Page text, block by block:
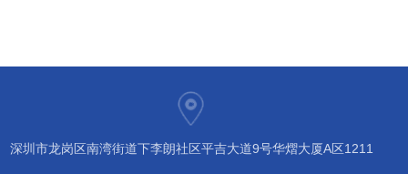
深圳市龙岗区南湾街道下李朗社区平吉大道9号华熠大厦A区1211